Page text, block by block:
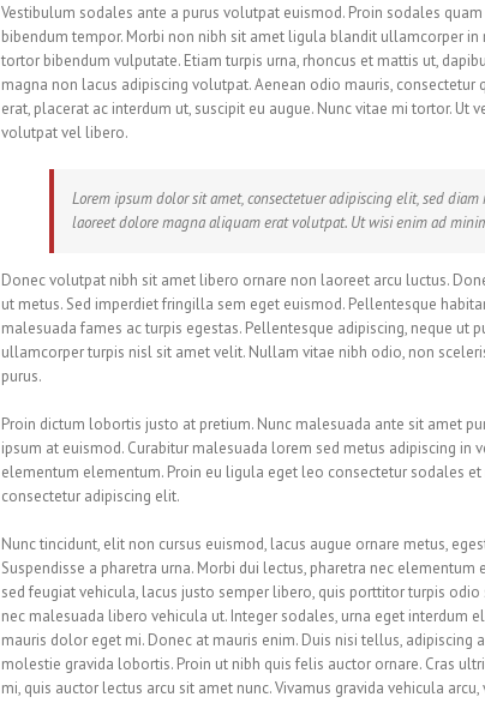
Vestibulum sodales ante a purus volutpat euismod. Proin sodales
bibendum tempor. Morbi non nibh sit amet ligula blandit ullamcorper
tortor bibendum vulputate. Etiam turpis urna, rhoncus et mattis ut,
magna non lacus adipiscing volutpat. Aenean odio mauris, consectetur
erat, placerat ac interdum ut, suscipit eu augue. Nunc vitae mi tortor.
volutpat vel libero.
Lorem ipsum dolor sit amet, consectetuer adipiscing elit, sed
laoreet dolore magna aliquam erat volutpat. Ut wisi enim ad
Donec volutpat nibh sit amet libero ornare non laoreet arcu luctus.
ut metus. Sed imperdiet fringilla sem eget euismod. Pellentesque
malesuada fames ac turpis egestas. Pellentesque adipiscing, neque ut
ullamcorper turpis nisl sit amet velit. Nullam vitae nibh odio, non
purus.
Proin dictum lobortis justo at pretium. Nunc malesuada ante sit amet
ipsum at euismod. Curabitur malesuada lorem sed metus adipiscing in
elementum elementum. Proin eu ligula eget leo consectetur sodales
consectetur adipiscing elit.
Nunc tincidunt, elit non cursus euismod, lacus augue ornare metus,
Suspendisse a pharetra urna. Morbi dui lectus, pharetra nec
sed feugiat vehicula, lacus justo semper libero, quis porttitor turpis
nec malesuada libero vehicula ut. Integer sodales, urna eget interdum
mauris dolor eget mi. Donec at mauris enim. Duis nisi tellus, adipiscing
molestie gravida lobortis. Proin ut nibh quis felis auctor ornare. Cras
mi, quis auctor lectus arcu sit amet nunc. Vivamus gravida vehicula